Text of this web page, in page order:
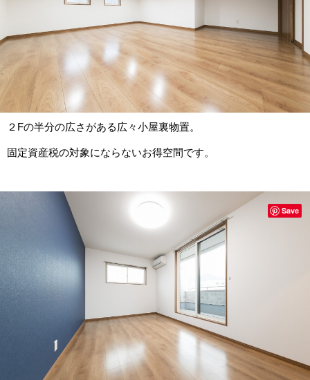
２Fの半分の広さがある広々小屋裏物置。
固定資産税の対象にならないお得空間です。
Save